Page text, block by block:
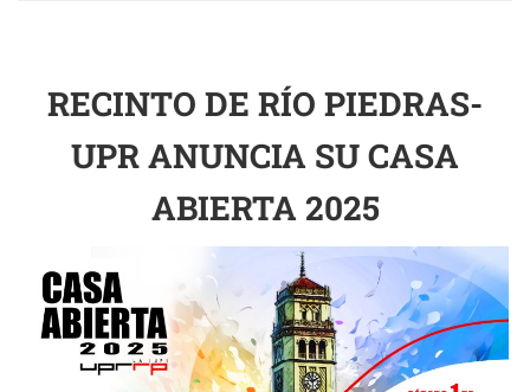
RECINTO DE RÍO PIEDRAS-
UPR ANUNCIA SU CASA
ABIERTA 2025